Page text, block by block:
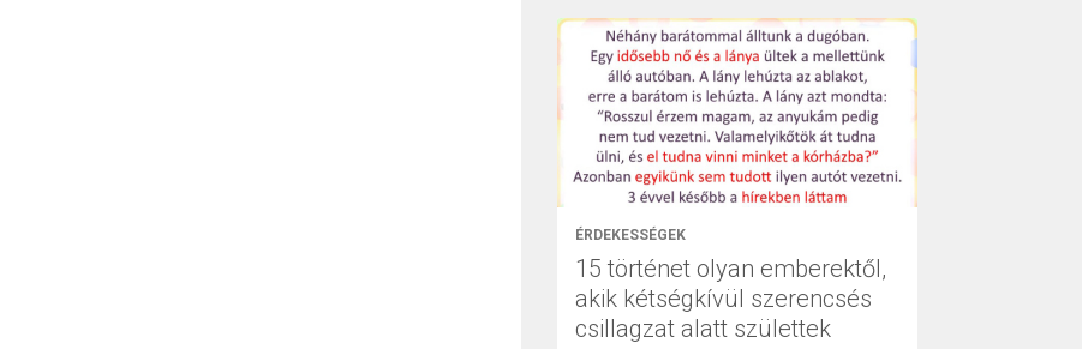
ÉRDEKESSÉGEK
15 történet olyan emberektől,
akik kétségkívül szerencsés
csillagzat alatt születtek